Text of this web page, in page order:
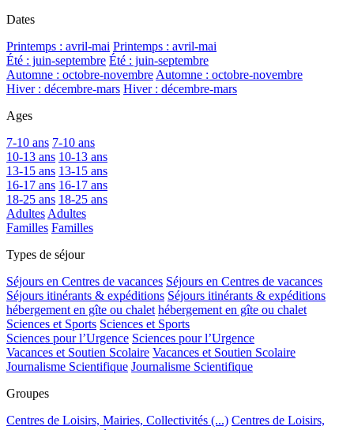
Dates
Printemps : avril-mai Printemps : avril-mai
Été : juin-septembre Été : juin-septembre
Automne : octobre-novembre Automne : octobre-novembre
Hiver : décembre-mars Hiver : décembre-mars
Ages
7-10 ans 7-10 ans
10-13 ans 10-13 ans
13-15 ans 13-15 ans
16-17 ans 16-17 ans
18-25 ans 18-25 ans
Adultes Adultes
Familles Familles
Types de séjour
Séjours en Centres de vacances Séjours en Centres de vacances
Séjours itinérants & expéditions Séjours itinérants & expéditions
hébergement en gîte ou chalet hébergement en gîte ou chalet
Sciences et Sports Sciences et Sports
Sciences pour l’Urgence Sciences pour l’Urgence
Vacances et Soutien Scolaire Vacances et Soutien Scolaire
Journalisme Scientifique Journalisme Scientifique
Groupes
Centres de Loisirs, Mairies, Collectivités (...) Centres de Loisirs,